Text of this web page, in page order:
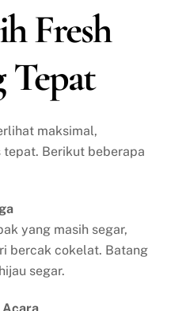
Fresh
Tepat
maksimal,
Berikut beberapa
yang masih segar,
bercak cokelat. Batang
segar.